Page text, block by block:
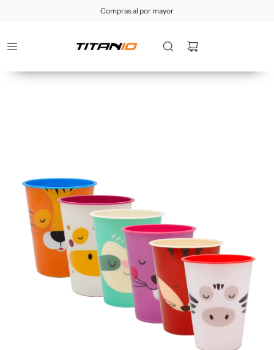
Compras al por mayor